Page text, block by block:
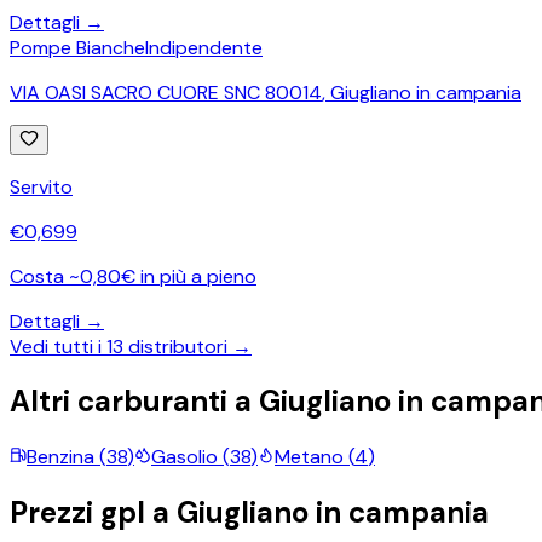
Dettagli →
Pompe BiancheIndipendente
VIA OASI SACRO CUORE SNC 80014,Giugliano in campania
Servito
€0,699
Costa ~0,80€ in più a pieno
Dettagli →
Vedi tutti i13 distributori →
Altri carburanti a Giugliano in
Benzina(38) Gasolio (38) Metano (4)
Prezzi gpl a Giugliano in campania